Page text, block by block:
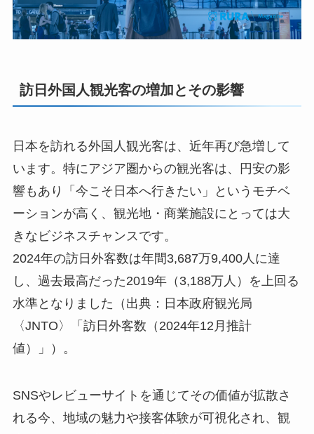
訪日外国人観光客の増加とその影響
日本を訪れる外国人観光客は、近年再び急増して
います。特にアジア圏からの観光客は、円安の影
響もあり「今こそ日本へ行きたい」というモチベ
ーションが高く、観光地・商業施設にとっては大
きなビジネスチャンスです。
2024年の訪日外客数は年間3,687万9,400人に達
し、過去最高だった2019年（3,188万人）を上回る
水準となりました（出典：日本政府観光局
〈JNTO〉「訪日外客数（2024年12月推計
値）」）。
SNSやレビューサイトを通じてその価値が拡散さ
れる今、地域の魅力や接客体験が可視化され、観